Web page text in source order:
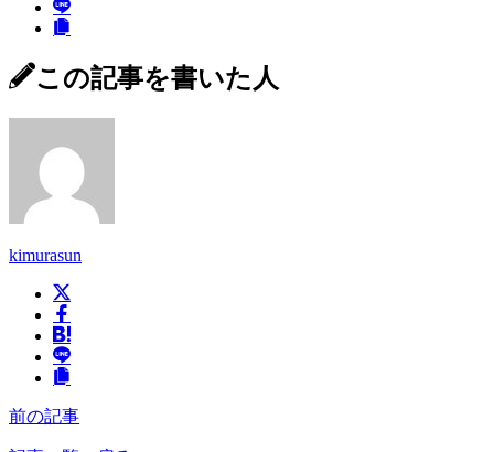
この記事を書いた人
kimurasun
前の記事